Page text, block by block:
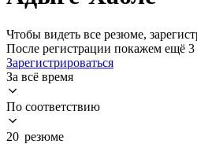
Чтобы видеть все резюме,
После регистрации покажем ещё
Зарегистрироваться
За всё время
По соответствию
20 резюме